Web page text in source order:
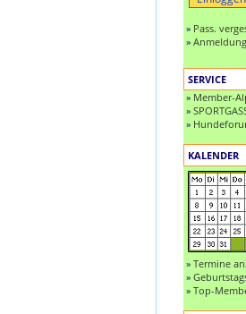
» Pass.
» Anmeldung
SERVICE
» Member-
»
»
KALENDER
» Termine
»
» Top-